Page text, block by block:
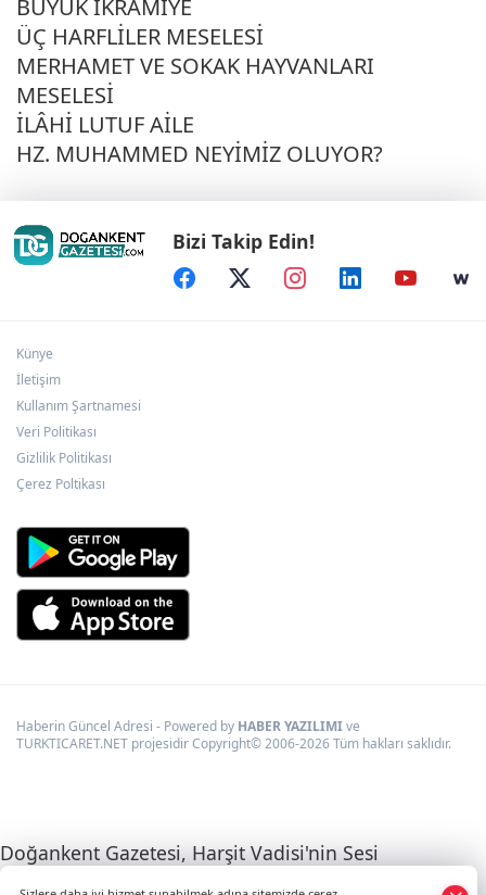
BÜYÜK İKRAMİYE
ÜÇ HARFLİLER MESELESİ
MERHAMET VE SOKAK HAYVANLARI
MESELESİ
İLÂHİ LUTUF AİLE
HZ. MUHAMMED NEYİMİZ OLUYOR?
Bizi Takip Edin!
Künye
İletişim
Kullanım Şartnamesi
Veri Politikası
Gizlilik Politikası
Çerez Poltikası
Haberin Güncel Adresi - Powered by HABER YAZILIMIve
TURKTICARET.NET projesidir Copyright© 2006-2026 Tüm hakları saklıdır.
Doğankent Gazetesi, Harşit Vadisi'nin Sesi